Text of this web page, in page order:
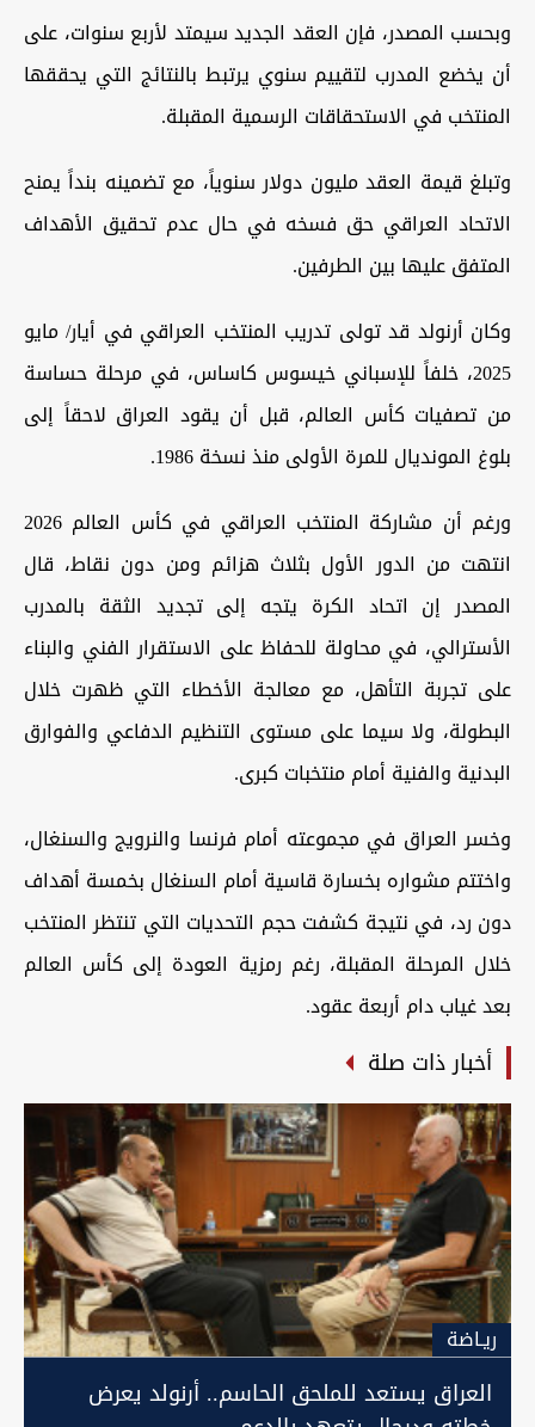
وبحسب المصدر، فإن العقد الجديد سيمتد لأربع سنوات، على
أن يخضع المدرب لتقييم سنوي يرتبط بالنتائج التي يحققها
المنتخب في الاستحقاقات الرسمية المقبلة.
وتبلغ قيمة العقد مليون دولار سنوياً، مع تضمينه بنداً يمنح
الاتحاد العراقي حق فسخه في حال عدم تحقيق الأهداف
المتفق عليها بين الطرفين.
وكان أرنولد قد تولى تدريب المنتخب العراقي في أيار/ مايو
2025، خلفاً للإسباني خيسوس كاساس، في مرحلة حساسة
من تصفيات كأس العالم، قبل أن يقود العراق لاحقاً إلى
بلوغ المونديال للمرة الأولى منذ نسخة 1986.
ورغم أن مشاركة المنتخب العراقي في كأس العالم 2026
انتهت من الدور الأول بثلاث هزائم ومن دون نقاط، قال
المصدر إن اتحاد الكرة يتجه إلى تجديد الثقة بالمدرب
الأسترالي، في محاولة للحفاظ على الاستقرار الفني والبناء
على تجربة التأهل، مع معالجة الأخطاء التي ظهرت خلال
البطولة، ولا سيما على مستوى التنظيم الدفاعي والفوارق
البدنية والفنية أمام منتخبات كبرى.
وخسر العراق في مجموعته أمام فرنسا والنرويج والسنغال،
واختتم مشواره بخسارة قاسية أمام السنغال بخمسة أهداف
دون رد، في نتيجة كشفت حجم التحديات التي تنتظر المنتخب
خلال المرحلة المقبلة، رغم رمزية العودة إلى كأس العالم
بعد غياب دام أربعة عقود.
أخبار ذات صلة
ريـاضة
العراق يستعد للملحق الحاسم.. أرنولد يعرض